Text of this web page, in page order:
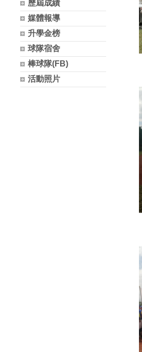
歷屆成績
媒體報導
升學金榜
球隊宿舍
棒球隊(FB)
活動照片